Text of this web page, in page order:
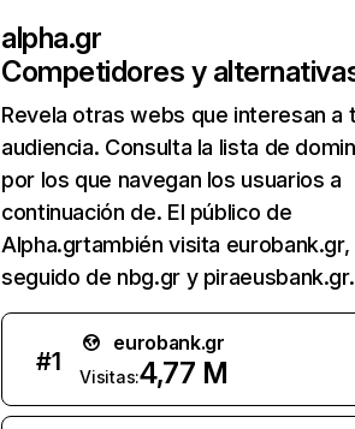
alpha.gr
Competidores y
Revela otras webs que interesan a
audiencia. Consulta la lista de
por los que navegan los usuarios a
continuación de. El público de
Alpha.grtambién visita eurobank.gr,
seguido de nbg.gr y piraeusbank.gr.
#1
eurobank.gr
Visitas:4,77 M